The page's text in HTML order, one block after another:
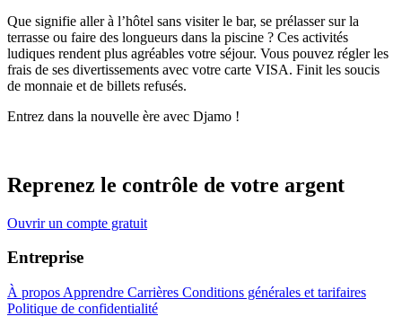
Que signifie aller à l’hôtel sans visiter le bar, se prélasser sur la
terrasse ou faire des longueurs dans la piscine ? Ces activités
ludiques rendent plus agréables votre séjour. Vous pouvez régler les
frais de ses divertissements avec votre carte VISA. Finit les soucis
de monnaie et de billets refusés.
Entrez dans la nouvelle ère avec Djamo !
Reprenez le contrôle de votre argent
Ouvrir un compte gratuit
Entreprise
À propos Apprendre Carrières Conditions générales et tarifaires
Politique de confidentialité